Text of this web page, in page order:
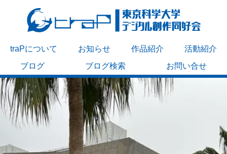
traPについて お知らせ 作品紹介
活動紹介
ブログ
ブログ検索 お問い合せ